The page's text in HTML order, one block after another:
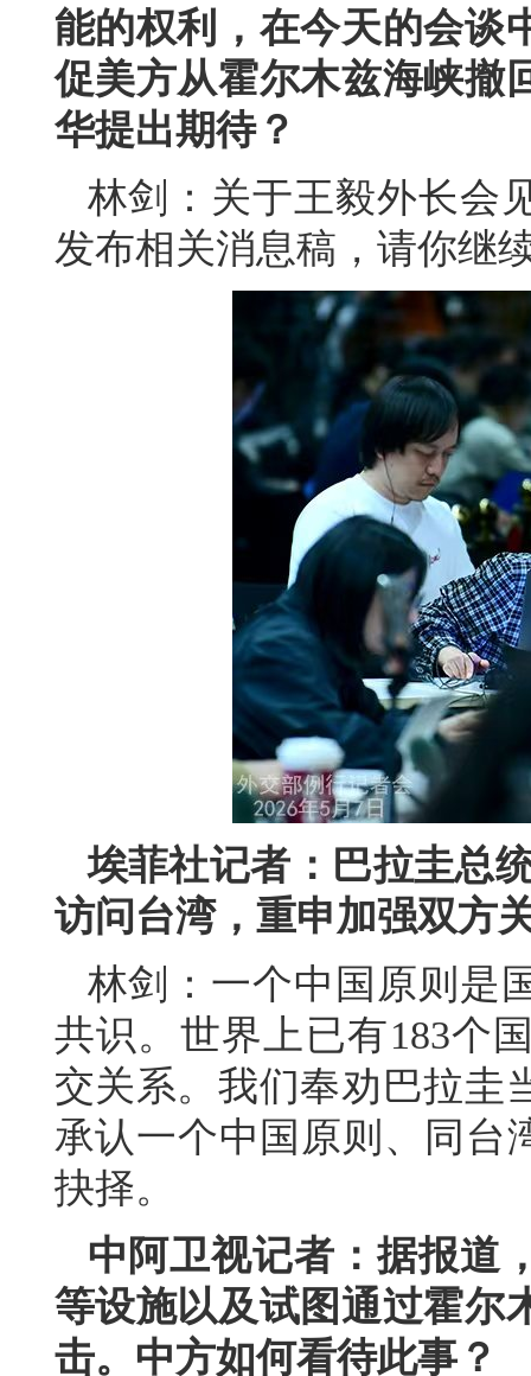
能的权利，在今天的会谈
促美方从霍尔木兹海峡撤
华提出期待？
林剑：关于王毅外长会
发布相关消息稿，请你继
埃菲社记者：巴拉圭总
访问台湾，重申加强双方
林剑：一个中国原则是
共识。世界上已有183个
交关系。我们奉劝巴拉圭
承认一个中国原则、同台
抉择。
中阿卫视记者：据报道
等设施以及试图通过霍尔
击。中方如何看待此事？